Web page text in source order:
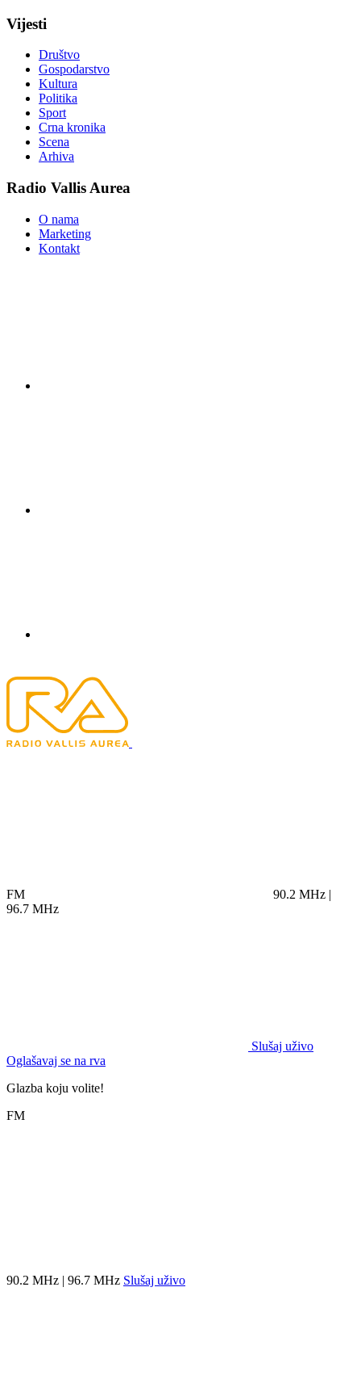
Vijesti
Društvo
Gospodarstvo
Kultura
Politika
Sport
Crna kronika
Scena
Arhiva
Radio Vallis Aurea
O nama
Marketing
Kontakt
FM
90.2 MHz |
96.7 MHz
Slušaj uživo
Oglašavaj se na rva
Glazba koju volite!
FM
90.2 MHz | 96.7 MHz Slušaj uživo